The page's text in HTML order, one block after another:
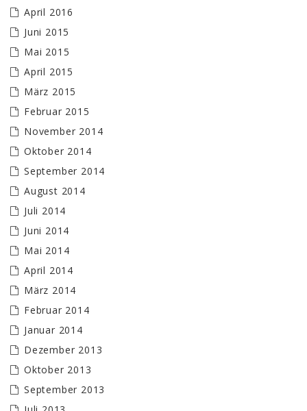
April 2016
Juni 2015
Mai 2015
April 2015
März 2015
Februar 2015
November 2014
Oktober 2014
September 2014
August 2014
Juli 2014
Juni 2014
Mai 2014
April 2014
März 2014
Februar 2014
Januar 2014
Dezember 2013
Oktober 2013
September 2013